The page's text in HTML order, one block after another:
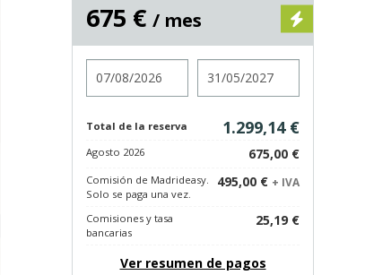
675 € / mes
Total de la reserva 1.299,14 €
Agosto 2026 675,00 €
Comisión de Madrideasy.
Solo se paga una vez.
495,00 € + IVA
Comisiones y tasa
bancarias
25,19 €
Ver resumen de pagos